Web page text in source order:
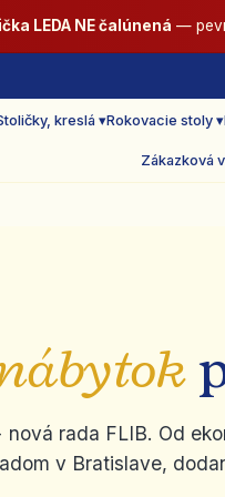
LEDA NE čalúnená —
kreslá ▾Rokovacie stoly ▾
Zákazková
rada FLIB. Od
v Bratislave,